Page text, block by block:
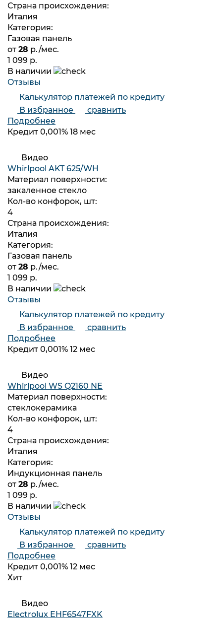
Страна происхождения:
Италия
Категория:
Газовая панель
от 28 р./мес.
1 099 р.
В наличии
Отзывы
Калькулятор платежей по кредиту
В избранное
сравнить
Подробнее
Кредит 0,001% 18 мес
Видео
Whirlpool AKT 625/WH
Материал поверхности:
закаленное стекло
Кол-во конфорок, шт:
4
Страна происхождения:
Италия
Категория:
Газовая панель
от 28 р./мес.
1 099 р.
В наличии
Отзывы
Калькулятор платежей по кредиту
В избранное
сравнить
Подробнее
Кредит 0,001% 12 мес
Видео
Whirlpool WS Q2160 NE
Материал поверхности:
стеклокерамика
Кол-во конфорок, шт:
4
Страна происхождения:
Италия
Категория:
Индукционная панель
от 28 р./мес.
1 099 р.
В наличии
Отзывы
Калькулятор платежей по кредиту
В избранное
сравнить
Подробнее
Кредит 0,001% 12 мес
Хит
Видео
Electrolux EHF6547FXK